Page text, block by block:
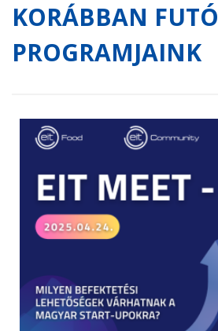
KORÁBBAN FUTÓ
PROGRAMJAINK